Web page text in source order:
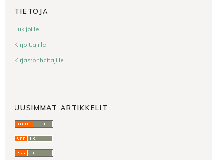
TIETOJA
Lukijoille
Kirjoittajille
Kirjastonhoitajille
UUSIMMAT ARTIKKELIT